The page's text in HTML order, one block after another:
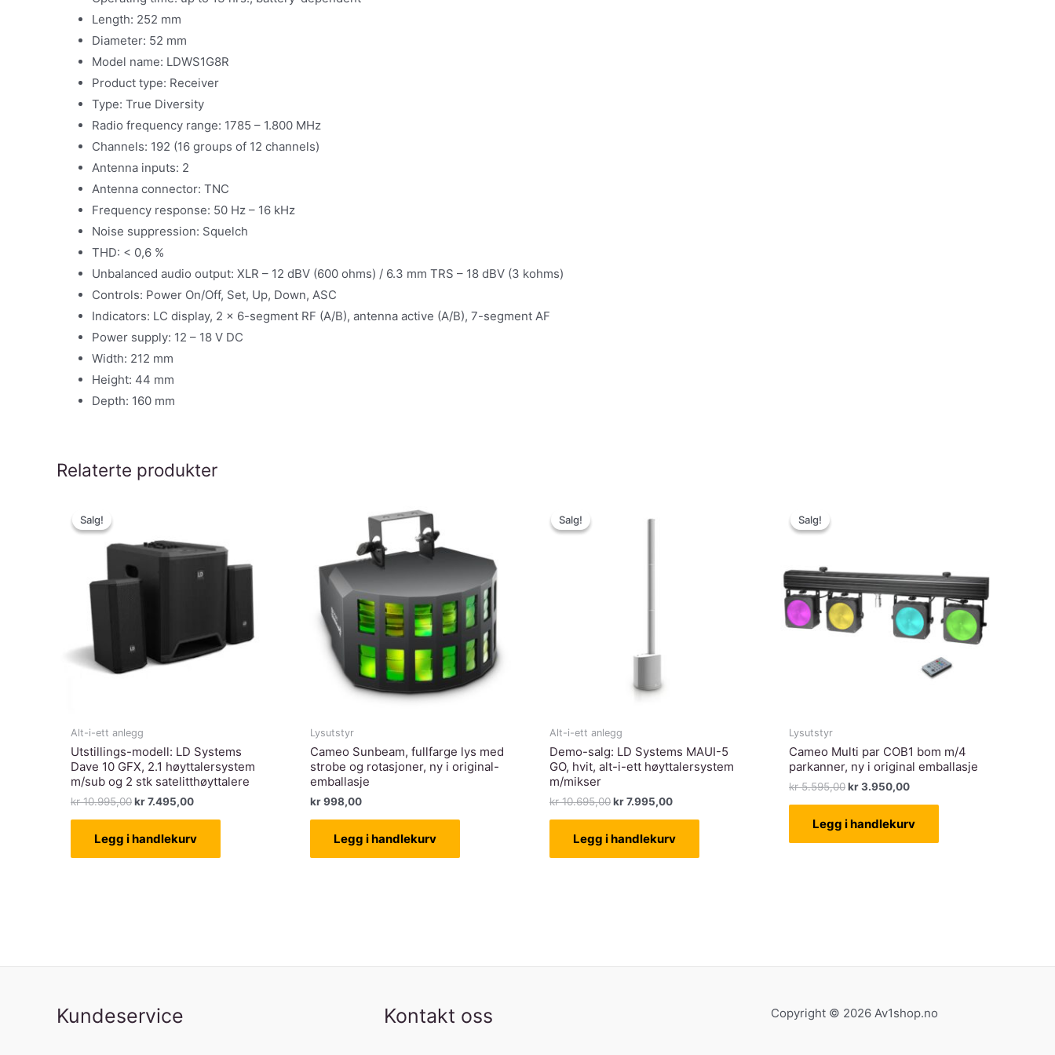
Length: 252 mm
Diameter: 52 mm
Model name: LDWS1G8R
Product type: Receiver
Type: True Diversity
Radio frequency range: 1785 – 1.800 MHz
Channels: 192 (16 groups of 12 channels)
Antenna inputs: 2
Antenna connector: TNC
Frequency response: 50 Hz – 16 kHz
Noise suppression: Squelch
THD: < 0,6 %
Unbalanced audio output: XLR – 12 dBV (600 ohms) / 6.3 mm TRS – 18 dBV (3 kohms)
Controls: Power On/Off, Set, Up, Down, ASC
Indicators: LC display, 2 x 6-segment RF (A/B), antenna active (A/B), 7-segment AF
Power supply: 12 – 18 V DC
Width: 212 mm
Height: 44 mm
Depth: 160 mm
Relaterte produkter
Salg!
Salg!
Alt-i-ett anlegg
Utstillings-modell: LD Systems
Dave 10 GFX, 2.1 høyttalersystem
m/sub og 2 stk satelitthøyttalere
kr10.995,00Opprinnelig
kr 10.995,00.
kr7.495,00Nåværende
kr 7.495,00.
Legg i handlekurv
Lysutstyr
Cameo Sunbeam, fullfarge lys med
strobe og rotasjoner, ny i original-
emballasje
kr998,00
Legg i handlekurv
Salg!
Salg!
Alt-i-ett anlegg
Demo-salg: LD Systems MAUI-5
GO, hvit, alt-i-ett høyttalersystem
m/mikser
kr10.695,00Opprinnelig
kr 10.695,00.
kr7.995,00Nåværende
kr 7.995,00.
Legg i handlekurv
Salg!
Salg!
Lysutstyr
Cameo Multi par COB1 bom m/4
parkanner, ny i original emballasje
kr5.595,00Opprinnelig
kr 5.595,00.
kr3.950,00Nåværende
kr 3.950,00.
Legg i handlekurv
Kundeservice Kontakt oss Copyright © 2026 Av1shop.no